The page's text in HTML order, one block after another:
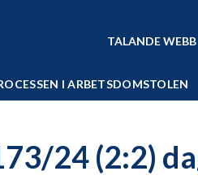
TALANDE WEBB
I ARBETSDOMSTOLEN
24 (2:2)